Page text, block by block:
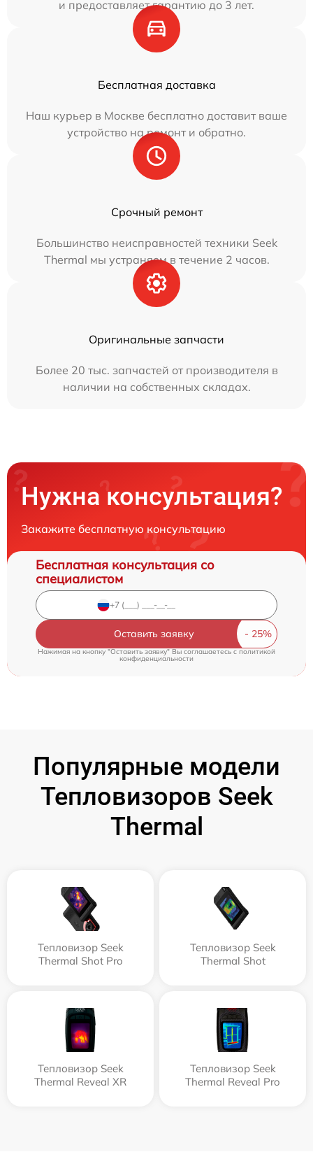
и предоставляет гарантию до 3 лет.
Бесплатная доставка
Наш курьер в Москве бесплатно доставит ваше
устройство на ремонт и обратно.
Срочный ремонт
Большинство неисправностей техники Seek
Thermal мы устраняем в течение 2 часов.
Оригинальные запчасти
Более 20 тыс. запчастей от производителя в
наличии на собственных складах.
Нужна консультация?
Закажите бесплатную консультацию
Бесплатная консультация со
специалистом
Оставить заявку
Нажимая на кнопку "Оставить заявку" Вы соглашаетесь cполитикой
конфиденциальности
Популярные модели
Тепловизоров Seek
Thermal
Тепловизор Seek
Thermal Shot Pro
Тепловизор Seek
Thermal Shot
Тепловизор Seek
Thermal Reveal XR
Тепловизор Seek
Thermal Reveal Pro